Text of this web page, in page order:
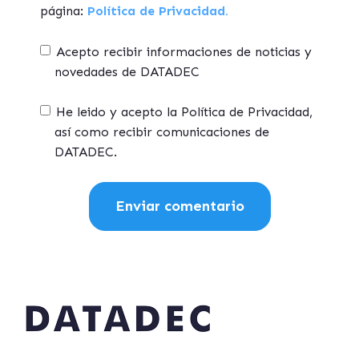
página: Política de Privacidad.
Acepto recibir informaciones de noticias y
novedades de DATADEC
He leido y acepto la Política de Privacidad,
así como recibir comunicaciones de
DATADEC.